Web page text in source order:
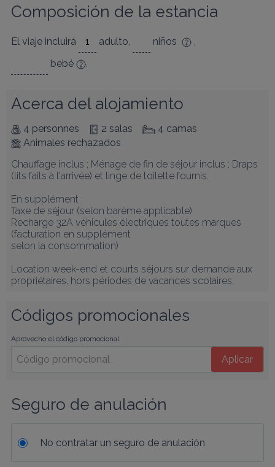
Composición de la estancia
El viaje incluirá adulto, niños
,
bebé
.
Acerca del alojamiento
4 personnes 2 salas
4 camas
Animales rechazados
Chauffage inclus ; Ménage de fin de séjour inclus ; Draps
(lits faits à l'arrivée) et linge de toilette fournis.
En supplément :
Taxe de séjour (selon barème applicable)
Recharge 32A véhicules électriques toutes marques
(facturation en supplément
selon la consommation)
Location week-end et courts séjours sur demande aux
propriétaires, hors périodes de vacances scolaires.
Códigos promocionales
Aprovecho el código promocional
Aplicar
Seguro de anulación
No contratar un seguro de anulación